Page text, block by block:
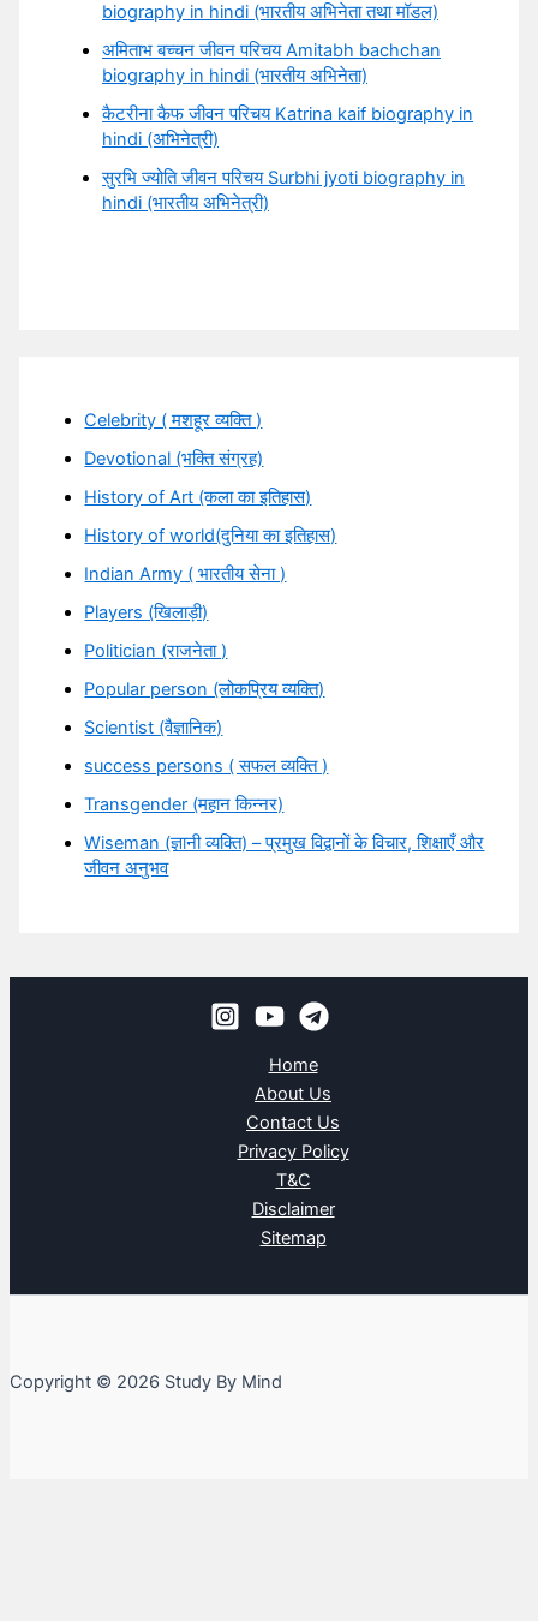
biography in hindi (भारतीय अभिनेता तथा मॉडल)
अमिताभ बच्चन जीवन परिचय Amitabh bachchan
biography in hindi (भारतीय अभिनेता)
कैटरीना कैफ जीवन परिचय Katrina kaif biography in
hindi (अभिनेत्री)
सुरभि ज्योति जीवन परिचय Surbhi jyoti biography in
hindi (भारतीय अभिनेत्री)
Celebrity ( मशहूर व्यक्ति )
Devotional (भक्ति संग्रह)
History of Art (कला का इतिहास)
History of world(दुनिया का इतिहास)
Indian Army ( भारतीय सेना )
Players (खिलाड़ी)
Politician (राजनेता )
Popular person (लोकप्रिय व्यक्ति)
Scientist (वैज्ञानिक)
success persons ( सफल व्यक्ति )
Transgender (महान किन्नर)
Wiseman (ज्ञानी व्यक्ति) – प्रमुख विद्वानों के विचार, शिक्षाएँ और
जीवन अनुभव
Home
About Us
Contact Us
Privacy Policy
T&C
Disclaimer
Sitemap
Copyright © 2026 Study By Mind